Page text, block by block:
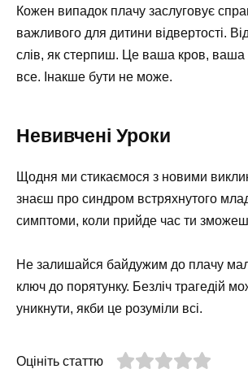
Кожен випадок плачу заслуговує
важливого для дитини відвертості.
слів, як стерпиш. Це ваша кров,
все. Інакше бути не може.
Невивчені Уроки
Щодня ми стикаємося з новими
знаєш про синдром встряхнутого
симптоми, коли прийде час ти зможеш
Не залишайся байдужим до плачу
ключ до порятунку. Безліч трагедій
уникнути, якби це розуміли всі.
Оцініть статтю